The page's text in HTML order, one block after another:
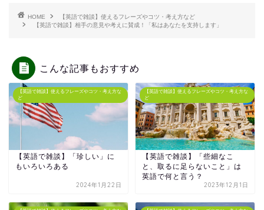
HOME
【英語で雑談】使えるフレーズやコツ・考え方など
【英語で雑談】相手の意見や考えに賛成！「私はあなたを支持します」
こんな記事もおすすめ
【英語で雑談】使えるフレーズやコツ・考え方な
ど
【英語で雑談】「珍しい」に
もいろいろある
2024年1月22日
【英語で雑談】使えるフレーズやコツ・考え方な
ど
【英語で雑談】「些細なこ
と、取るに足らないこと」は
英語で何と言う？
2023年12月1日